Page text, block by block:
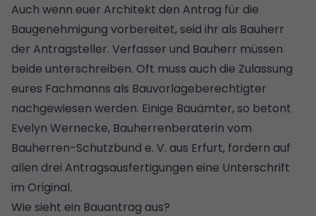
Auch wenn euer Architekt den Antrag für die
Baugenehmigung vorbereitet, seid ihr als Bauherr
der Antragsteller. Verfasser und Bauherr müssen
beide unterschreiben. Oft muss auch die Zulassung
eures Fachmanns als Bauvorlageberechtigter
nachgewiesen werden. Einige Bauämter, so betont
Evelyn Wernecke, Bauherrenberaterin vom
Bauherren-Schutzbund e. V. aus Erfurt, fordern auf
allen drei Antragsausfertigungen eine Unterschrift
im Original.
Wie sieht ein Bauantrag aus?